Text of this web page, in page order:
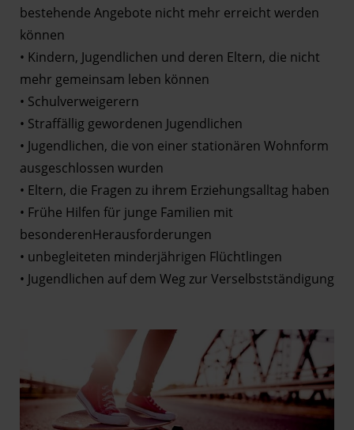
bestehende Angebote nicht mehr erreicht werden
können
• Kindern, Jugendlichen und deren Eltern, die nicht
mehr gemeinsam leben können
• Schulverweigerern
• Straffällig gewordenen Jugendlichen
• Jugendlichen, die von einer stationären Wohnform
ausgeschlossen wurden
• Eltern, die Fragen zu ihrem Erziehungsalltag haben
• Frühe Hilfen für junge Familien mit
besonderenHerausforderungen
• unbegleiteten minderjährigen Flüchtlingen
• Jugendlichen auf dem Weg zur Verselbstständigung